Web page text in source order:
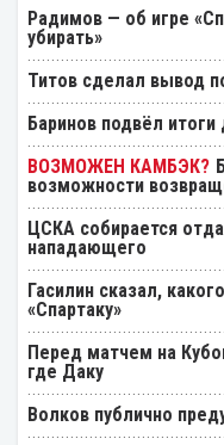
Радимов — об игре
убирать»
Титов сделал вывод
Баринов подвёл
возможности
ЦСКА собирается
нападающего
Гасилин сказал,
«Спартаку»
Перед матчем на
где Даку
Волков публично